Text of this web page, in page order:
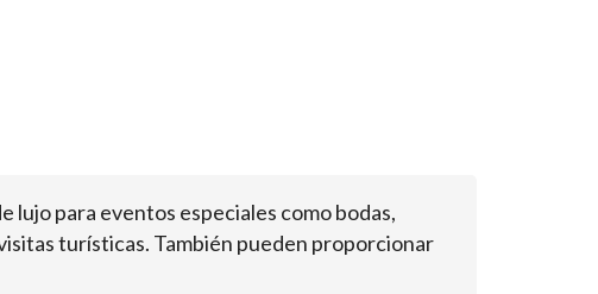
lujo para eventos especiales como bodas,
turísticas. También pueden proporcionar